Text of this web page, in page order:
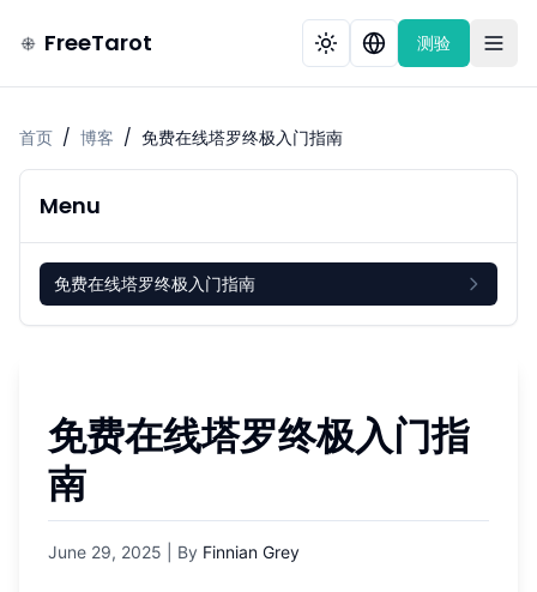
FreeTarot 测验
首页 / 博客 / 免费在线塔罗终极入门指南
Menu
免费在线塔罗终极入门指南
免费在线塔罗终极入门指
南
June 29, 2025 | By Finnian Grey